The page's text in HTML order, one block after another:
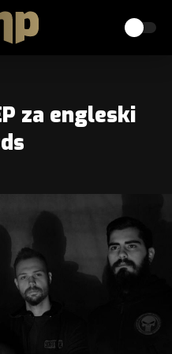
za engleski